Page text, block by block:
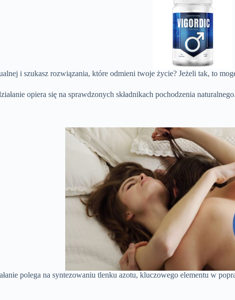
i szukasz rozwiązania, które odmieni twoje życie? Jeżeli tak, to
opiera się na sprawdzonych składnikach pochodzenia
polega na syntezowaniu tlenku azotu, kluczowego elementu w